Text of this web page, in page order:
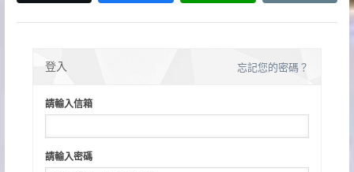
登入 忘記您的密碼？
請輸入信箱
請輸入密碼